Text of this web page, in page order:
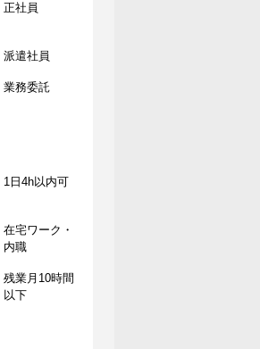
正社員
派遣社員
業務委託
1日4h以内可
在宅ワーク・
内職
残業月10時間
以下